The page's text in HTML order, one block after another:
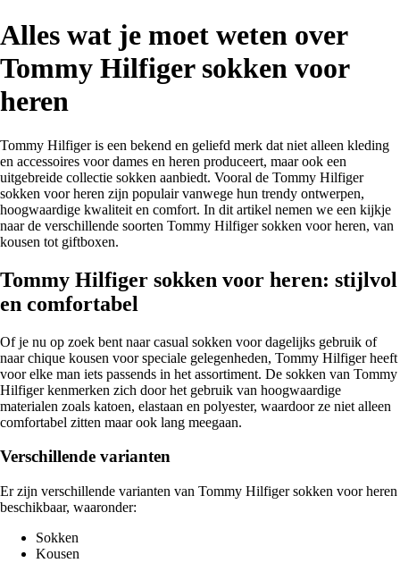
Alles wat je moet weten over
Tommy Hilfiger sokken voor
heren
Tommy Hilfiger is een bekend en geliefd merk dat niet alleen kleding
en accessoires voor dames en heren produceert, maar ook een
uitgebreide collectie sokken aanbiedt. Vooral de Tommy Hilfiger
sokken voor heren zijn populair vanwege hun trendy ontwerpen,
hoogwaardige kwaliteit en comfort. In dit artikel nemen we een kijkje
naar de verschillende soorten Tommy Hilfiger sokken voor heren, van
kousen tot giftboxen.
Tommy Hilfiger sokken voor heren: stijlvol
en comfortabel
Of je nu op zoek bent naar casual sokken voor dagelijks gebruik of
naar chique kousen voor speciale gelegenheden, Tommy Hilfiger heeft
voor elke man iets passends in het assortiment. De sokken van Tommy
Hilfiger kenmerken zich door het gebruik van hoogwaardige
materialen zoals katoen, elastaan en polyester, waardoor ze niet alleen
comfortabel zitten maar ook lang meegaan.
Verschillende varianten
Er zijn verschillende varianten van Tommy Hilfiger sokken voor heren
beschikbaar, waaronder:
Sokken
Kousen